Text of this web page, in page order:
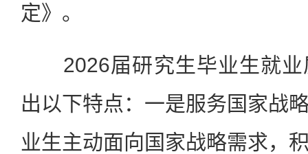
定》。
2026届研究生毕业生就业
出以下特点：一是服务国家战
业生主动面向国家战略需求，